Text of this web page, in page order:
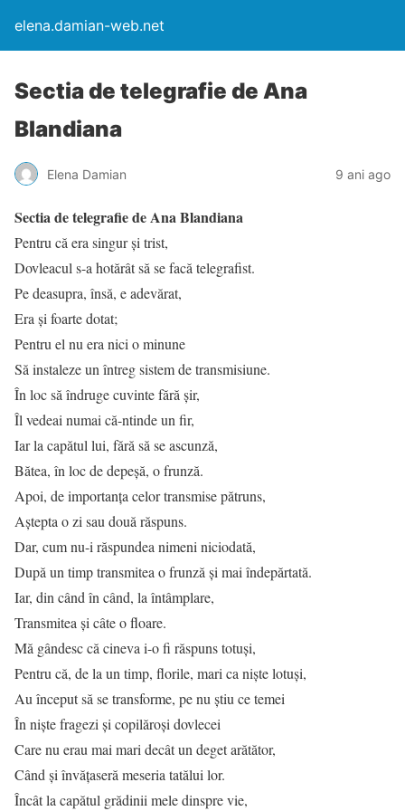
elena.damian-web.net
Sectia de telegrafie de Ana
Blandiana
Elena Damian 9 ani ago
Sectia de telegrafie de Ana Blandiana
Pentru că era singur şi trist,
Dovleacul s-a hotărât să se facă telegrafist.
Pe deasupra, însă, e adevărat,
Era şi foarte dotat;
Pentru el nu era nici o minune
Să instaleze un întreg sistem de transmisiune.
În loc să îndruge cuvinte fără şir,
Îl vedeai numai că-ntinde un fir,
Iar la capătul lui, fără să se ascunză,
Bătea, în loc de depeşă, o frunză.
Apoi, de importanţa celor transmise pătruns,
Aştepta o zi sau două răspuns.
Dar, cum nu-i răspundea nimeni niciodată,
După un timp transmitea o frunză şi mai îndepărtată.
Iar, din când în când, la întâmplare,
Transmitea şi câte o floare.
Mă gândesc că cineva i-o fi răspuns totuşi,
Pentru că, de la un timp, florile, mari ca nişte lotuşi,
Au început să se transforme, pe nu ştiu ce temei
În nişte fragezi şi copilăroşi dovlecei
Care nu erau mai mari decât un deget arătător,
Când şi învăţaseră meseria tatălui lor.
Încât la capătul grădinii mele dinspre vie,